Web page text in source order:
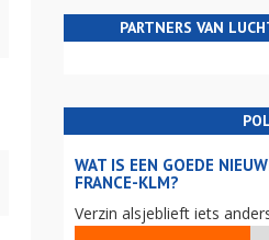
PARTNERS VAN
WAT IS EEN GOEDE
FRANCE-KLM?
Verzin alsjeblieft iets